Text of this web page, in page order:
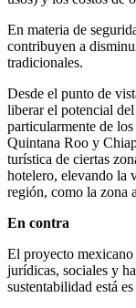
En materia de
contribuyen a
tradicionales.
Desde el punto de
liberar el potencial
particularmente de
Quintana Roo y
turística de ciertas
hotelero, elevando la
región, como la zona
En contra
El proyecto mexicano
jurídicas, sociales y
sustentabilidad está